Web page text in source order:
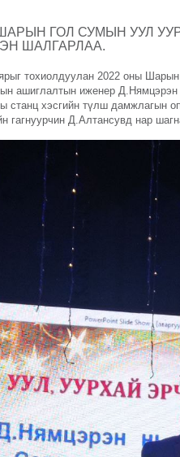
ГОЛ СУМЫН УУЛ
ШАЛГАРЛАА.
тохиолдуулан 2022 оны
ашиглалтын иженер
станц хэсгийн түлш дамжлагын
гагнуурчин Д.Алтансувд нар